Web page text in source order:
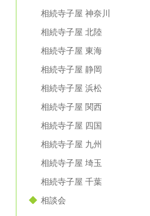
相続寺子屋 神奈川
相続寺子屋 北陸
相続寺子屋 東海
相続寺子屋 静岡
相続寺子屋 浜松
相続寺子屋 関西
相続寺子屋 四国
相続寺子屋 九州
相続寺子屋 埼玉
相続寺子屋 千葉
相談会